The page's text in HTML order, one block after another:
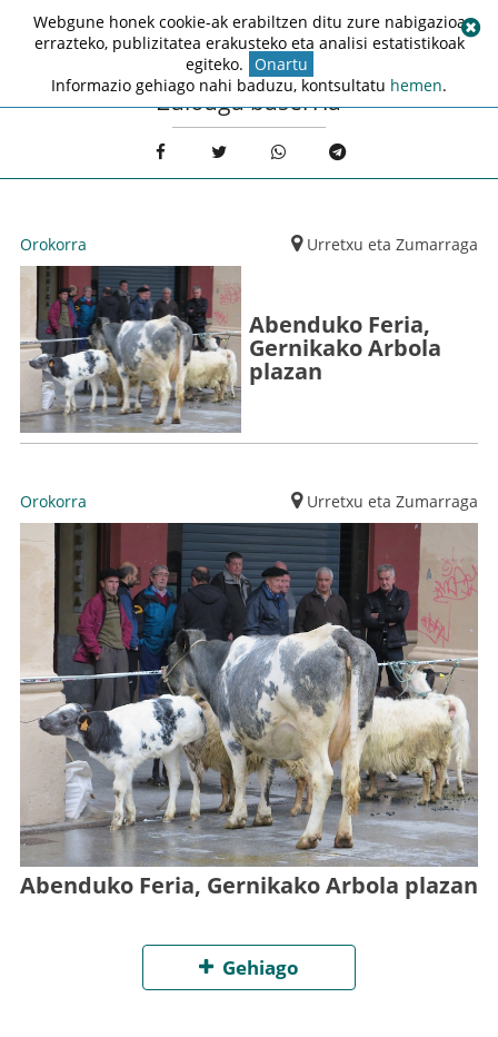
Zuloaga baserria
Orokorra Urretxu eta Zumarraga
Abenduko Feria,
Gernikako Arbola
plazan
Orokorra Urretxu eta Zumarraga
Abenduko Feria, Gernikako Arbola plazan
Gehiago
Webgune honek cookie-ak erabiltzen ditu zure nabigazioa
errazteko, publizitatea erakusteko eta analisi estatistikoak
egiteko. Onartu
Informazio gehiago nahi baduzu, kontsultatu hemen.